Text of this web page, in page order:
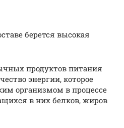
берется высокая
продуктов питания
энергии, которое
организмом в процессе
в них белков, жиров